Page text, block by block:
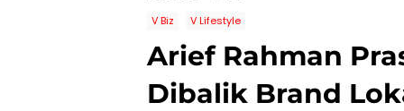
V Biz V Lifestyle
Arief Rahman
Dibalik Brand